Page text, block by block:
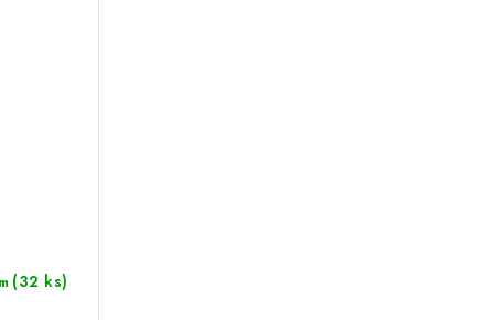
(32 ks)